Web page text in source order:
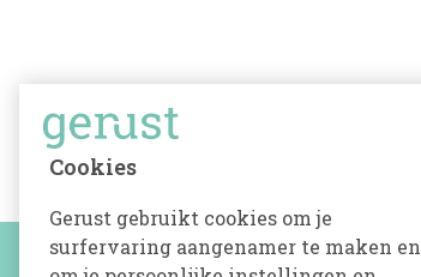
MEER INFO
Cookies
Gerust gebruikt cookies om je
surfervaring aangenamer te maken en